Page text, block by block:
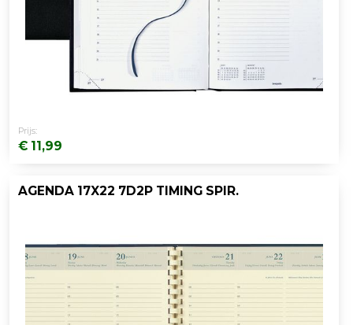
Prijs:
€ 11,99
AGENDA 17X22 7D2P TIMING SPIR.